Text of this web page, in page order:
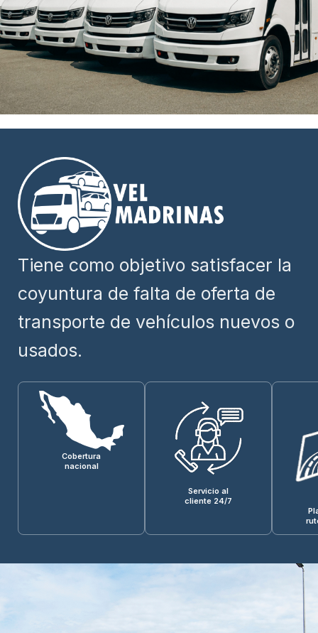
Tiene como objetivo satisfacer la
coyuntura de falta de oferta de
transporte de vehículos nuevos o
usados.
Cobertura
nacional
Servicio al
cliente 24/7